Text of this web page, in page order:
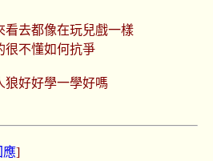
看去都像在玩兒戲一樣
很不懂如何抗爭
狼好好學一學好嗎
應]